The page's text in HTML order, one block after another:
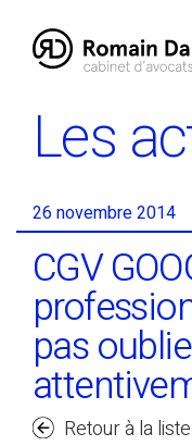
content
Les
26 novembre 2014
CGV
pas
Retour à la